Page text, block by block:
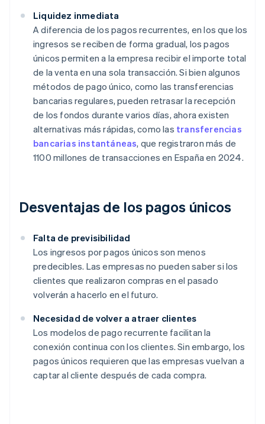
Liquidez inmediata
A diferencia de los pagos recurrentes, en los que los
ingresos se reciben de forma gradual, los pagos
únicos permiten a la empresa recibir el importe total
de la venta en una sola transacción. Si bien algunos
métodos de pago único, como las transferencias
bancarias regulares, pueden retrasar la recepción
de los fondos durante varios días, ahora existen
alternativas más rápidas, como las transferencias
bancarias instantáneas, que registraron más de
1100 millones de transacciones en España en 2024.
Desventajas de los pagos únicos
Falta de previsibilidad
Los ingresos por pagos únicos son menos
predecibles. Las empresas no pueden saber si los
clientes que realizaron compras en el pasado
volverán a hacerlo en el futuro.
Necesidad de volver a atraer clientes
Los modelos de pago recurrente facilitan la
conexión continua con los clientes. Sin embargo, los
pagos únicos requieren que las empresas vuelvan a
captar al cliente después de cada compra.